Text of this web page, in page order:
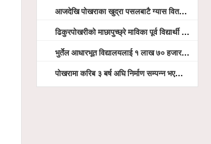
आजदेखि पोखराका खुद्रा पसलबाटै ग्यास वितरण हुदै, बजारमा ७ हजार भन्दा बढी सिलिण्डर आउने तयारी
ढिकुरपोखरीको माछापुच्छ्रे माविका पूर्व विद्यार्थी मञ्चद्धारा निःशुल्क आँखा शिविर सञ्चालन, ५ सय जना लाभान्वित
भुर्तेल आधारभूत विद्यालयलाई १ लाख ७० हजार रुपैयाँ बराबरका शैक्षिक सामग्री हस्तान्तरण
पोखरामा करिब ३ बर्ष अघि निर्माण सम्पन्न भएको विद्युतीय शवदाह गृह अझै संचालनमा आउन सकेन, तत्काल संचालन गर्न स्थानियको माग